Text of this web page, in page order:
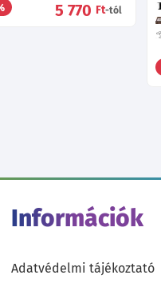
5 770 Ft-tól
Információk
Adatvédelmi tájékoztató